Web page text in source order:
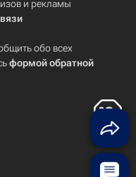
и рекламы
обо всех
формой обратной